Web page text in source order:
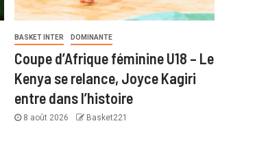
BASKET INTER DOMINANTE
Coupe d’Afrique féminine U18 – Le
Kenya se relance, Joyce Kagiri
entre dans l’histoire
8 août 2026 Basket221